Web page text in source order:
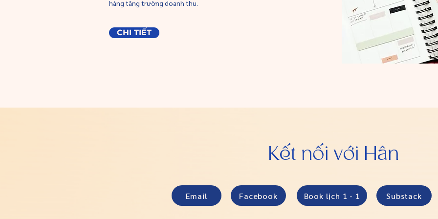
hàng tăng trường doanh thu.
CHI TIẾT
Kết nối với Hân
Email Facebook Book lịch 1 - 1 Substack